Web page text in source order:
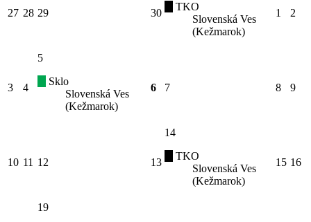
27 28 29 30
TKO
Slovenská Ves
(Kežmarok)
1 2
3 4
5
Sklo
Slovenská Ves
(Kežmarok)
6 7 8 9
10 11 12 13
14
TKO
Slovenská Ves
(Kežmarok)
15 16
19